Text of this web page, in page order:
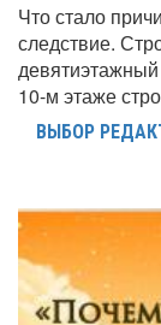
Что стало
следствие.
девятиэтажный
10-м этаже
ВЫБОР